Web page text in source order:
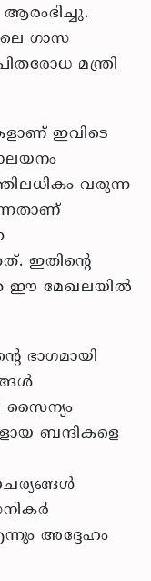
ഗാസ
മന്ത്രി
ഇവിടെ
വരുന്ന
ഇതിന്റെ
ഈ മേഖലയില്‍
ഭാഗമായി
സൈന്യം
ബന്ദികളെ
അദ്ദേഹം